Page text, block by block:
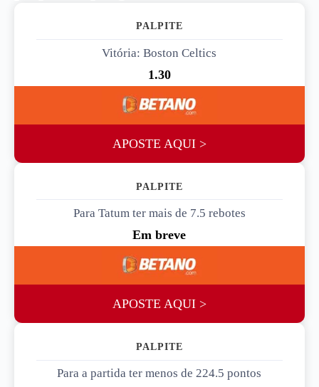
Vitória: Boston Celtics
1.30
APOSTE AQUI >
Para Tatum ter mais de 7.5 rebotes
Em breve
APOSTE AQUI >
Para a partida ter menos de 224.5 pontos